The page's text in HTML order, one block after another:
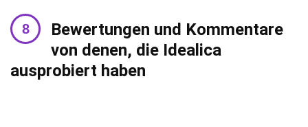
Bewertungen und Kommentare
von denen, die Idealica
ausprobiert haben